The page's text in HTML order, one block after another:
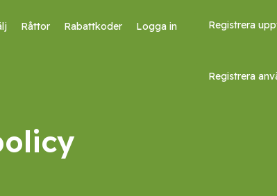
Råttor Rabattkoder Logga in Registrera
Registrera